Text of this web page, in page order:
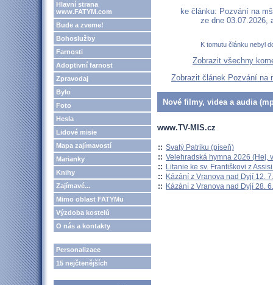
Hlavní strana
www.FATYM.com
Bude a zveme!
Bohoslužby
Farnosti
Adoptivní farnost
Zpravodaj
Bylo
Foto
Hesla
Lidové misie
Mapa zajímavostí
Marianky
Knihy
Zajímavé...
Mimo oblast FATYMu
Výzdoba kostelů
O nás a kontakty
Personalizace
15 nejčtenějších
ke článku: Pozvání na
ze dne 03.07.2026,
K tomutu článku nebyl
Zobrazit všechny
Zobrazit článek Pozvání na
Nové filmy, videa a audia
www.TV-MIS.cz
:: Svatý Patriku (píseň)
:: Velehradská hymna 2026 (Hej,
:: Litanie ke sv. Františkovi z
:: Kázání z Vranova nad Dyjí 12.
:: Kázání z Vranova nad Dyjí 28.